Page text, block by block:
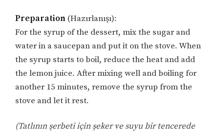
Preparation (Hazırlanışı):
For the syrup of the dessert, mix the sugar and
water in a saucepan and put it on the stove. When
the syrup starts to boil, reduce the heat and add
the lemon juice. After mixing well and boiling for
another 15 minutes, remove the syrup from the
stove and let it rest.
(Tatlının şerbeti için şeker ve suyu bir tencerede